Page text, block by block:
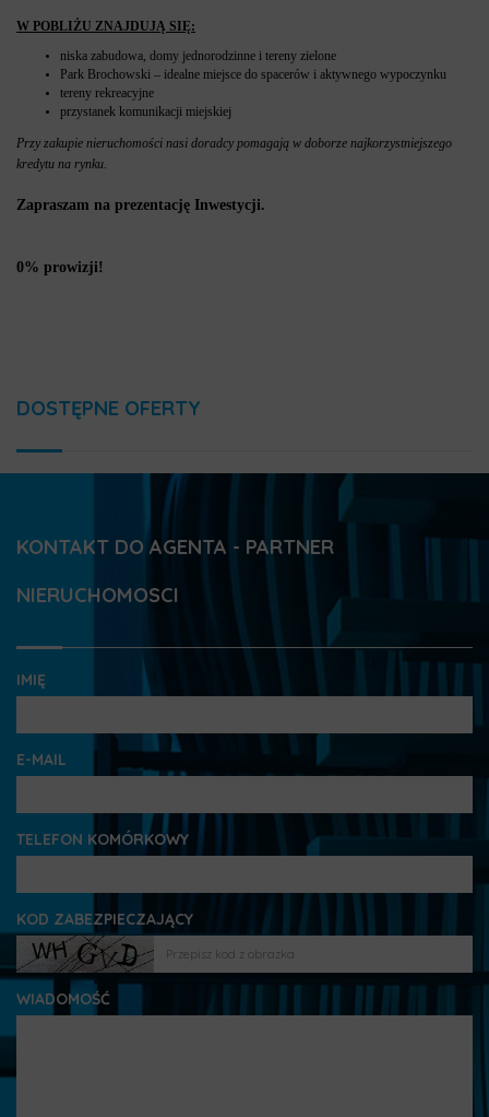
W POBLIŻU ZNAJDUJĄ SIĘ:
niska zabudowa, domy jednorodzinne i tereny zielone
Park Brochowski – idealne miejsce do spacerów i aktywnego wypoczynku
tereny rekreacyjne
przystanek komunikacji miejskiej
Przy zakupie nieruchomości nasi doradcy pomagają w doborze najkorzystniejszego
kredytu na rynku.
Zapraszam na prezentację Inwestycji.
0% prowizji!
DOSTĘPNE OFERTY
KONTAKT DO AGENTA - PARTNER
NIERUCHOMOSCI
IMIĘ
E-MAIL
TELEFON KOMÓRKOWY
KOD ZABEZPIECZAJĄCY
WIADOMOŚĆ